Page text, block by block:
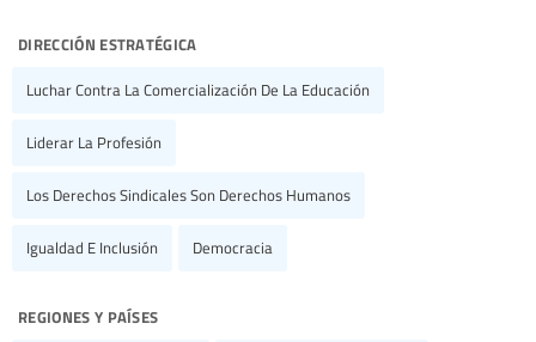
dirección estratégica
Luchar Contra La Comercialización De La Educación
Liderar La Profesión
Los Derechos Sindicales Son Derechos Humanos
Igualdad E Inclusión Democracia
regiones y países